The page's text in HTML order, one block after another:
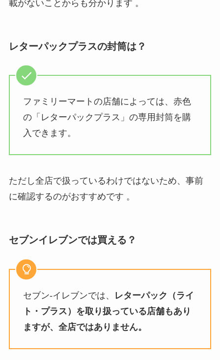
載がないことからも分かります 。
レターパックプラスの封筒は？
ファミリーマートの店舗によっては、赤色
の「レターパックプラス」の専用封筒を購
入できます。
ただし全店で扱っているわけではないため、事前
に確認するのがおすすめです 。
セブンイレブンでは買える？
セブン‐イレブンでは、
レターパック（ライ
ト・プラス）を取り扱っている店舗もあり
ますが、全店ではありません。